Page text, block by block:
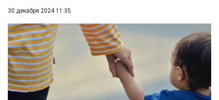
30 декабря 2024 11:35